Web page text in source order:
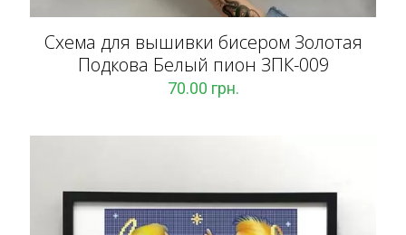
Схема для вышивки бисером Золотая
Подкова Белый пион ЗПК-009
70.00 грн.